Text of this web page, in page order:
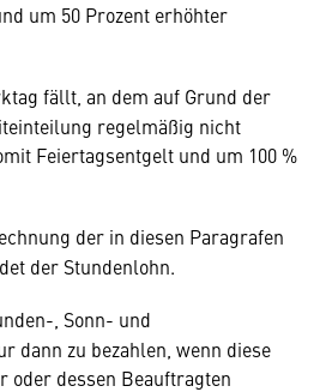
um 50 Prozent erhöhter
fällt, an dem auf Grund der
regelmäßig nicht
Feiertagsentgelt und um 100 %
der in diesen Paragrafen
der Stundenlohn.
, Sonn- und
dann zu bezahlen, wenn diese
oder dessen Beauftragten